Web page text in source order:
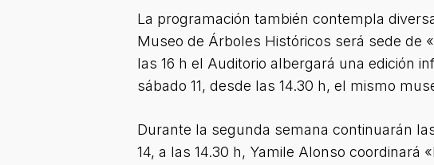
La programación también contempla
Museo de Árboles Históricos será sede de
las 16 h el Auditorio albergará una edición
sábado 11, desde las 14.30 h, el mismo
Durante la segunda semana continuarán
14, a las 14.30 h, Yamile Alonso